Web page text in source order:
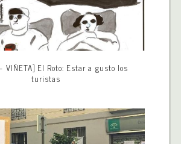
VIÑETA] El Roto: Estar a gusto los
turistas